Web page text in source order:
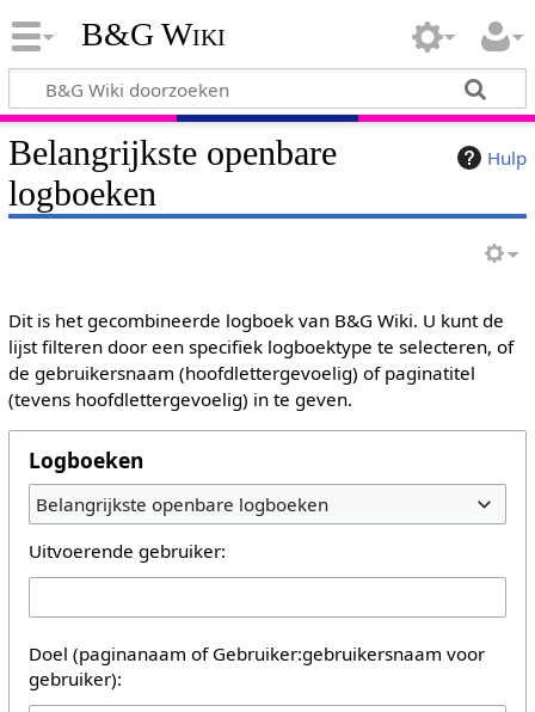
B&G Wiki
Hulp
Belangrijkste openbare
logboeken
Dit is het gecombineerde logboek van B&G Wiki. U kunt de
lijst filteren door een specifiek logboektype te selecteren, of
de gebruikersnaam (hoofdlettergevoelig) of paginatitel
(tevens hoofdlettergevoelig) in te geven.
Logboeken
Belangrijkste openbare logboeken
Uitvoerende gebruiker:
Doel (paginanaam of Gebruiker:gebruikersnaam voor
gebruiker):